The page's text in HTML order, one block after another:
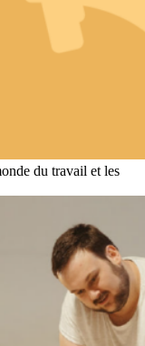
du travail et les